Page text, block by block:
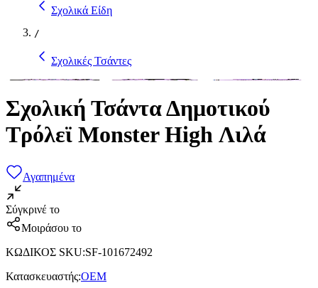
Σχολικά Είδη
/
Σχολικές Τσάντες
Σχολική Τσάντα Δημοτικού
Τρόλεϊ Monster High Λιλά
Αγαπημένα
Σύγκρινέ το
Μοιράσου το
ΚΩΔΙΚΟΣ SKU:SF-101672492
Κατασκευαστής:OEM